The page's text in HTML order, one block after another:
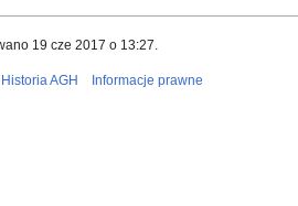
19 cze 2017 o 13:27.
AGH Informacje prawne